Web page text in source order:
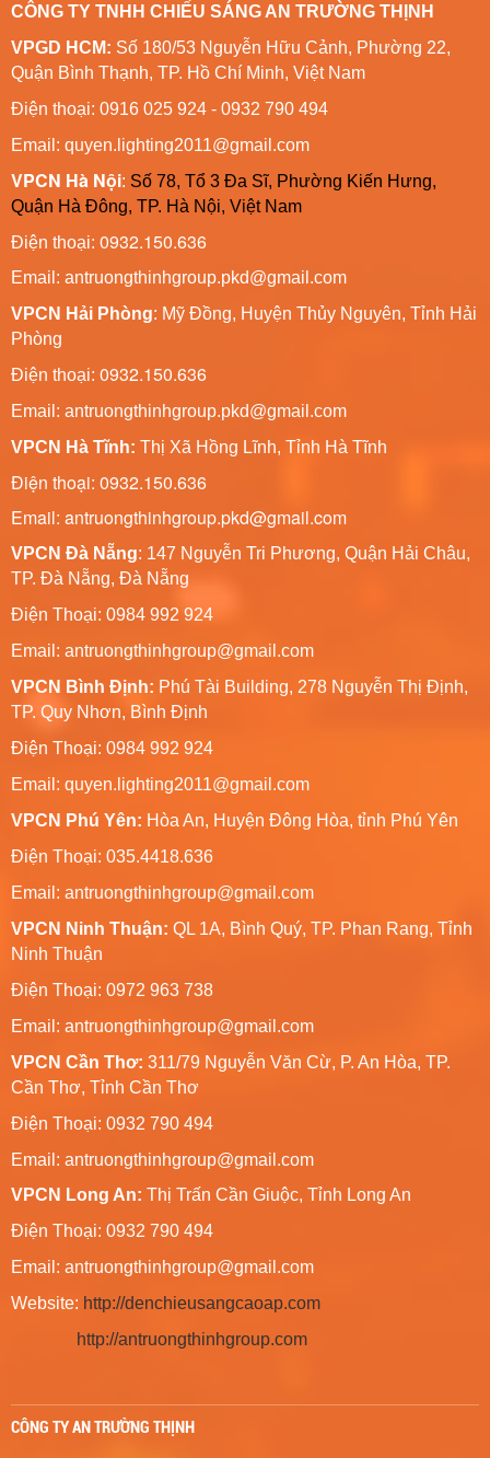
CÔNG TY TNHH CHIẾU SÁNG AN TRƯỜNG THỊNH
VPGD HCM: Số 180/53 Nguyễn Hữu Cảnh, Phường 22,
Quận Bình Thạnh, TP. Hồ Chí Minh, Việt Nam
Điện thoại: 0916 025 924 - 0932 790 494
Email: quyen.lighting2011@gmail.com
VPCN Hà Nội: Số 78, Tổ 3 Đa Sĩ, Phường Kiến Hưng,
Quận Hà Đông, TP. Hà Nội, Việt Nam
Điện thoại: 0932.150.636
Email: antruongthinhgroup.pkd@gmail.com
VPCN Hải Phòng: Mỹ Đồng, Huyện Thủy Nguyên, Tỉnh Hải
Phòng
Điện thoại: 0932.150.636
Email: antruongthinhgroup.pkd@gmail.com
VPCN Hà Tĩnh: Thị Xã Hồng Lĩnh, Tỉnh Hà Tĩnh
Điện thoại: 0932.150.636
Email: antruongthinhgroup.pkd@gmail.com
VPCN Đà Nẵng: 147 Nguyễn Tri Phương, Quận Hải Châu,
TP. Đà Nẵng, Đà Nẵng
Điện Thoại: 0984 992 924
Email: antruongthinhgroup@gmail.com
VPCN Bình Định: Phú Tài Building, 278 Nguyễn Thị Định,
TP. Quy Nhơn, Bình Định
Điện Thoại: 0984 992 924
Email: quyen.lighting2011@gmail.com
VPCN Phú Yên: Hòa An, Huyện Đông Hòa, tỉnh Phú Yên
Điện Thoại: 035.4418.636
Email: antruongthinhgroup@gmail.com
VPCN Ninh Thuận: QL 1A, Bình Quý, TP. Phan Rang, Tỉnh
Ninh Thuận
Điện Thoại: 0972 963 738
Email: antruongthinhgroup@gmail.com
VPCN Cần Thơ: 311/79 Nguyễn Văn Cừ, P. An Hòa, TP.
Cần Thơ, Tỉnh Cần Thơ
Điện Thoại: 0932 790 494
Email: antruongthinhgroup@gmail.com
VPCN Long An: Thị Trấn Cần Giuộc, Tỉnh Long An
Điện Thoại: 0932 790 494
Email: antruongthinhgroup@gmail.com
Website: http://denchieusangcaoap.com
http://antruongthinhgroup.com
CÔNG TY AN TRƯỜNG THỊNH